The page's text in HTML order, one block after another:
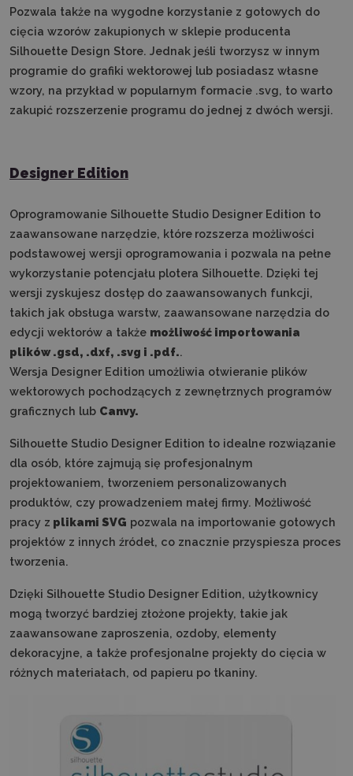
Pozwala także na wygodne korzystanie z gotowych do
cięcia wzorów zakupionych w sklepie producenta
Silhouette Design Store. Jednak jeśli tworzysz w innym
programie do grafiki wektorowej lub posiadasz własne
wzory, na przykład w popularnym formacie .svg, to warto
zakupić rozszerzenie programu do jednej z dwóch wersji.
Designer Edition
Oprogramowanie Silhouette Studio Designer Edition to
zaawansowane narzędzie, które rozszerza możliwości
podstawowej wersji oprogramowania i pozwala na pełne
wykorzystanie potencjału plotera Silhouette. Dzięki tej
wersji zyskujesz dostęp do zaawansowanych funkcji,
takich jak obsługa warstw, zaawansowane narzędzia do
edycji wektorów a także możliwość importowania
plików .gsd, .dxf, .svg i .pdf..
Wersja Designer Edition umożliwia otwieranie plików
wektorowych pochodzących z zewnętrznych programów
graficznych lub Canvy.
Silhouette Studio Designer Edition to idealne rozwiązanie
dla osób, które zajmują się profesjonalnym
projektowaniem, tworzeniem personalizowanych
produktów, czy prowadzeniem małej firmy. Możliwość
pracy z plikami SVG pozwala na importowanie gotowych
projektów z innych źródeł, co znacznie przyspiesza proces
tworzenia.
Dzięki Silhouette Studio Designer Edition, użytkownicy
mogą tworzyć bardziej złożone projekty, takie jak
zaawansowane zaproszenia, ozdoby, elementy
dekoracyjne, a także profesjonalne projekty do cięcia w
różnych materiałach, od papieru po tkaniny.